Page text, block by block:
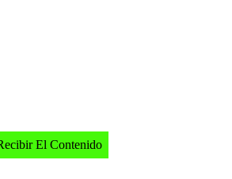
El Contenido